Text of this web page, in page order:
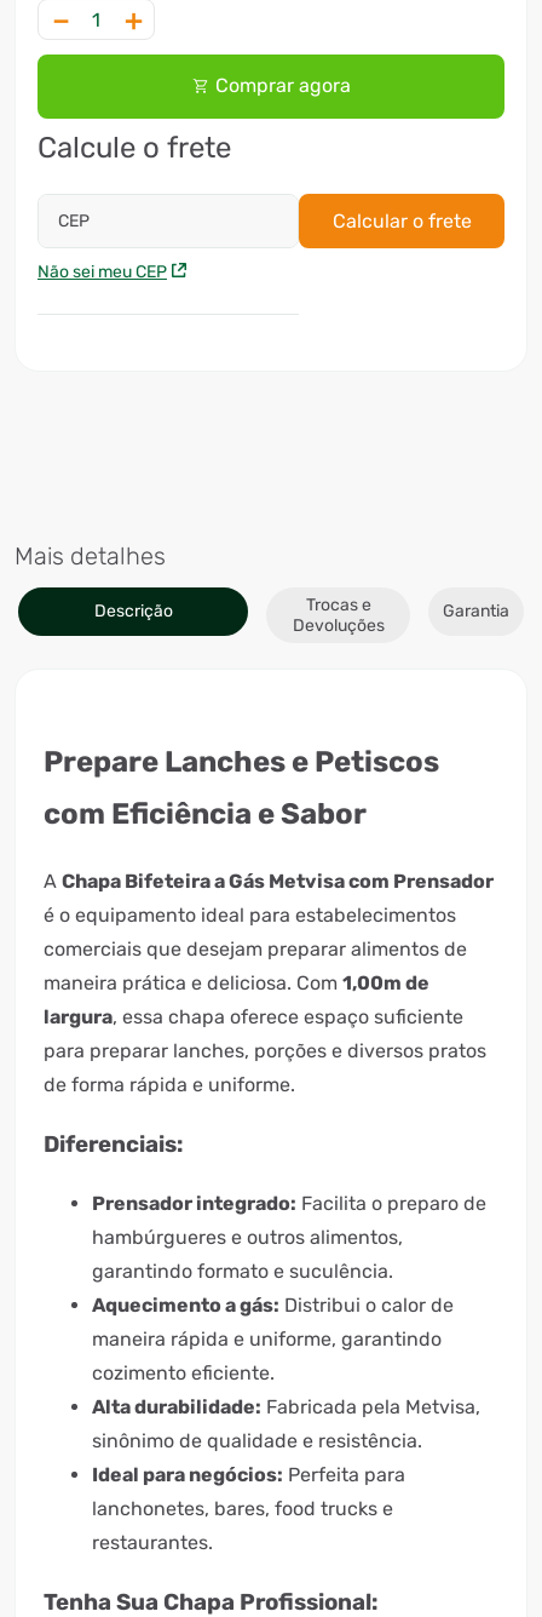
＋
－
Comprar agora
Calcule o frete
CEP
Não sei meu CEP
Calcular o frete
Mais detalhes
Descrição
Trocas e
Devoluções
Garantia
Prepare Lanches e Petiscos
com Eficiência e Sabor
A Chapa Bifeteira a Gás Metvisa com Prensador
é o equipamento ideal para estabelecimentos
comerciais que desejam preparar alimentos de
maneira prática e deliciosa. Com 1,00m de
largura, essa chapa oferece espaço suficiente
para preparar lanches, porções e diversos pratos
de forma rápida e uniforme.
Diferenciais:
Prensador integrado: Facilita o preparo de
hambúrgueres e outros alimentos,
garantindo formato e suculência.
Aquecimento a gás: Distribui o calor de
maneira rápida e uniforme, garantindo
cozimento eficiente.
Alta durabilidade: Fabricada pela Metvisa,
sinônimo de qualidade e resistência.
Ideal para negócios: Perfeita para
lanchonetes, bares, food trucks e
restaurantes.
Tenha Sua Chapa Profissional: